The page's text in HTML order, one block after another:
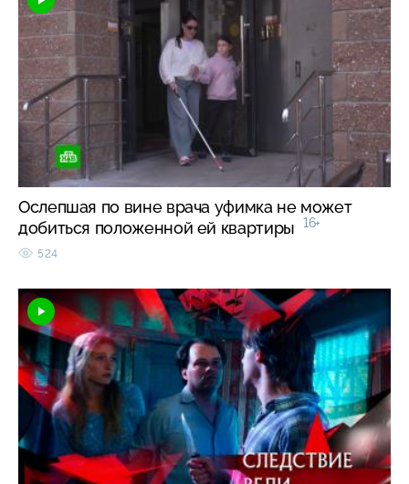
Ослепшая по вине врача уфимка не может
добиться положенной ей квартиры
16+
524